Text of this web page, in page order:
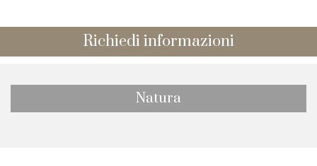
Richiedi informazioni
Natura